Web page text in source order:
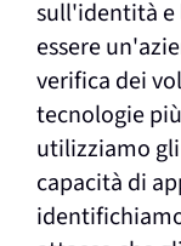
sull'identità e
essere
verifica dei
tecnologie
utilizziamo
capacità di